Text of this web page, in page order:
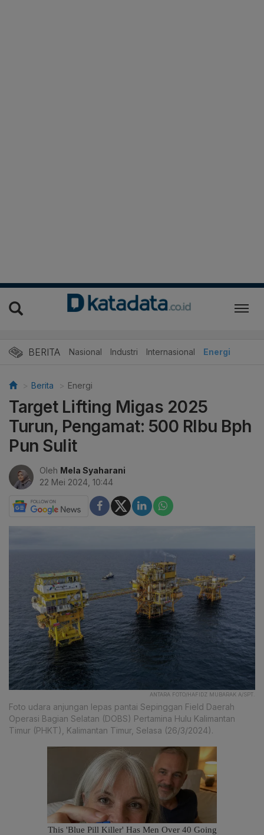
BERITA Nasional Industri Internasional Energi
Berita Energi
Target Lifting Migas 2025
Turun, Pengamat: 500 RIbu Bph
Pun Sulit
Oleh Mela Syaharani
22 Mei 2024, 10:44
ANTARA FOTO/HAFIDZ MUBARAK A/SPT.
Foto udara anjungan lepas pantai Sepinggan Field Daerah
Operasi Bagian Selatan (DOBS) Pertamina Hulu Kalimantan
Timur (PHKT), Kalimantan Timur, Selasa (26/3/2024).